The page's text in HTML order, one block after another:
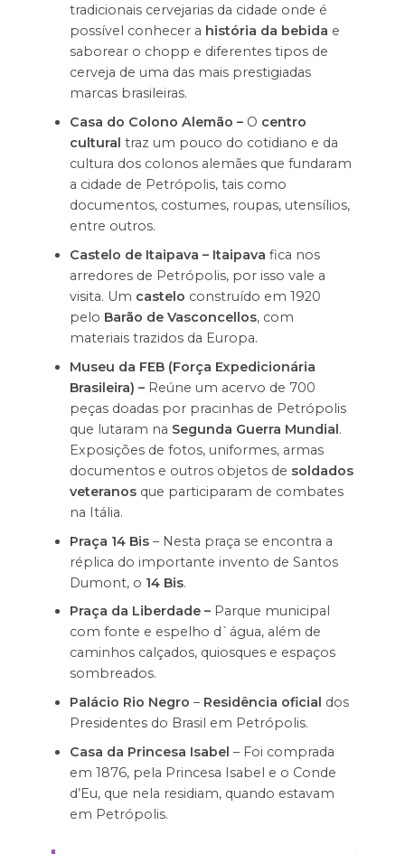
tradicionais cervejarias da cidade onde é
possível conhecer a história da bebida e
saborear o chopp e diferentes tipos de
cerveja de uma das mais prestigiadas
marcas brasileiras.
Casa do Colono Alemão – O centro
cultural traz um pouco do cotidiano e da
cultura dos colonos alemães que fundaram
a cidade de Petrópolis, tais como
documentos, costumes, roupas, utensílios,
entre outros.
Castelo de Itaipava – Itaipava fica nos
arredores de Petrópolis, por isso vale a
visita. Um castelo construído em 1920
pelo Barão de Vasconcellos, com
materiais trazidos da Europa.
Museu da FEB (Força Expedicionária
Brasileira) – Reúne um acervo de 700
peças doadas por pracinhas de Petrópolis
que lutaram na Segunda Guerra Mundial.
Exposições de fotos, uniformes, armas
documentos e outros objetos de soldados
veteranosque participaram de combates
na Itália.
Praça 14 Bis– Nesta praça se encontra a
réplica do importante invento de Santos
Dumont, o 14 Bis.
Praça da Liberdade – Parque municipal
com fonte e espelho d`água, além de
caminhos calçados, quiosques e espaços
sombreados.
Palácio Rio Negro – Residência oficial dos
Presidentes do Brasil em Petrópolis.
Casa da Princesa Isabel – Foi comprada
em 1876, pela Princesa Isabel e o Conde
d’Eu, que nela residiam, quando estavam
em Petrópolis.